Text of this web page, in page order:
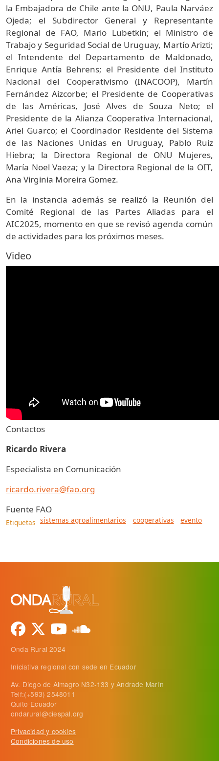
la Embajadora de Chile ante la ONU, Paula Narváez
Ojeda; el Subdirector General y Representante
Regional de FAO, Mario Lubetkin; el Ministro de
Trabajo y Seguridad Social de Uruguay, Martío Arizti;
el Intendente del Departamento de Maldonado,
Enrique Antía Behrens; el Presidente del Instituto
Nacional del Cooperativismo (INACOOP), Martín
Fernández Aizcorbe; el Presidente de Cooperativas
de las Américas, José Alves de Souza Neto; el
Presidente de la Alianza Cooperativa Internacional,
Ariel Guarco; el Coordinador Residente del Sistema
de las Naciones Unidas en Uruguay, Pablo Ruiz
Hiebra; la Directora Regional de ONU Mujeres,
María Noel Vaeza; y la Directora Regional de la OIT,
Ana Virginia Moreira Gomez.
En la instancia además se realizó la Reunión del
Comité Regional de las Partes Aliadas para el
AIC2025, momento en que se revisó agenda común
de actividades para los próximos meses.
Video
Contactos
Ricardo Rivera
Especialista en Comunicación
ricardo.rivera@fao.org
Fuente FAO
Etiquetas sistemas agroalimentarios cooperativas evento
Onda Rural 2024
Iniciativa regional con sede en Ecuador
Av. Diego de Almagro N32-133 y Andrade Marín
Telf:(+593) 2548011
Quito-Ecuador
ondarural@ciespal.org
Privacidad y cookies
Condiciones de uso